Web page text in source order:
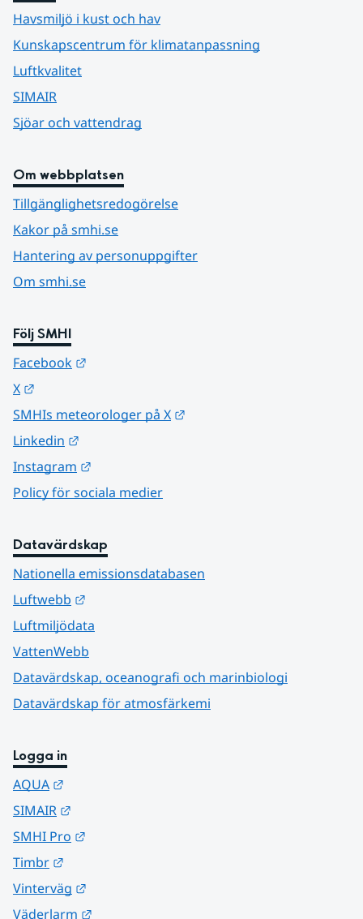
Havsmiljö i kust och hav
Kunskapscentrum för klimatanpassning
Luftkvalitet
SIMAIR
Sjöar och vattendrag
Om webbplatsen
Tillgänglighetsredogörelse
Kakor på smhi.se
Hantering av personuppgifter
Om smhi.se
Följ SMHI
Facebook
X
SMHIs meteorologer på X
Linkedin
Instagram
Policy för sociala medier
Datavärdskap
Nationella emissionsdatabasen
Luftwebb
Luftmiljödata
VattenWebb
Datavärdskap, oceanografi och marinbiologi
Datavärdskap för atmosfärkemi
Logga in
AQUA
SIMAIR
SMHI Pro
Timbr
Vinterväg
Väderlarm